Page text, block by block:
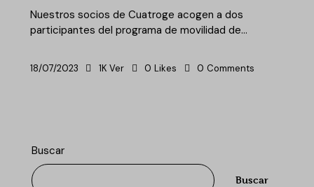
Nuestros socios de Cuatroge acogen a dos
participantes del programa de movilidad de…
18/07/2023 1K Ver 0 Likes 0 Comments
Buscar
Buscar